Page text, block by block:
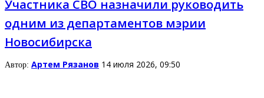
Участника СВО назначили руководить
одним из департаментов мэрии
Новосибирска
Автор: Артем Рязанов 14 июля 2026, 09:50